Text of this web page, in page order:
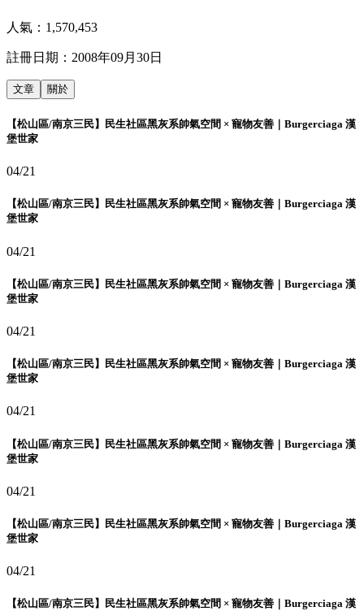
人氣： 1,570,453
註冊日期： 2008年09月30日
文章 關於
【松山區/南京三民】民生社區黑灰系帥氣空間 × 寵物友善｜Burgerciaga 漢
堡世家
04/21
【松山區/南京三民】民生社區黑灰系帥氣空間 × 寵物友善｜Burgerciaga 漢
堡世家
04/21
【松山區/南京三民】民生社區黑灰系帥氣空間 × 寵物友善｜Burgerciaga 漢
堡世家
04/21
【松山區/南京三民】民生社區黑灰系帥氣空間 × 寵物友善｜Burgerciaga 漢
堡世家
04/21
【松山區/南京三民】民生社區黑灰系帥氣空間 × 寵物友善｜Burgerciaga 漢
堡世家
04/21
【松山區/南京三民】民生社區黑灰系帥氣空間 × 寵物友善｜Burgerciaga 漢
堡世家
04/21
【松山區/南京三民】民生社區黑灰系帥氣空間 × 寵物友善｜Burgerciaga 漢